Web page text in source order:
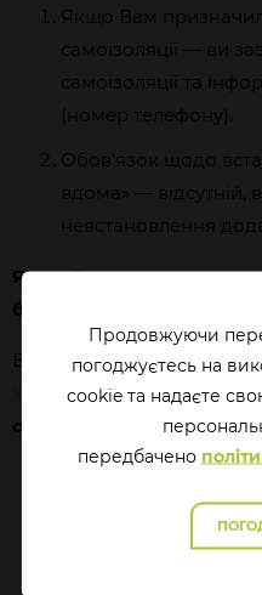
Якщо Вам
самоізоляції — ви
самоізоляції та
(номер телефону).
Обов’язок щодо
вдома» — відсутній,
невстановлення
Якщо Ви встановили
бажаєте, щоби він
Відповідно до ч. 2 ст. 8
України «Про захист
суб’єкта персональних
місцезнаходження
мету їх обробки,
Продовжуючи
погоджуєтесь на
cookie та надаєте
передбачено